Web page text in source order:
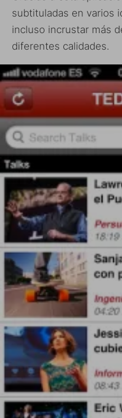
subtituladas en varios
incluso incrustar más
diferentes calidades.